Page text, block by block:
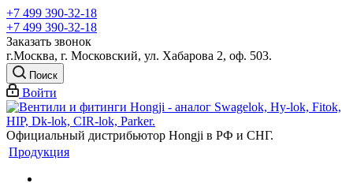
+7 499 390-32-18
+7 499 390-32-18
Заказать звонок
г.Москва, г. Московский, ул. Хабарова 2, оф. 503.
Поиск
Войти
Официальный дистрибьютор Hongji в РФ и СНГ.
Продукция